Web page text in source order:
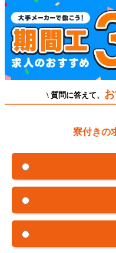
\ 質問に答えて、
寮付きの